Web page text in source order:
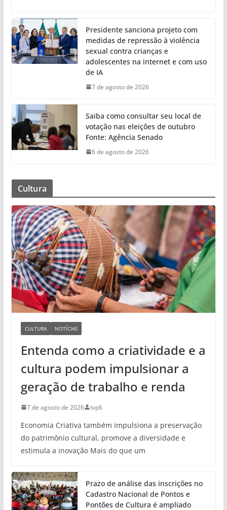
Presidente sanciona projeto com
medidas de repressão à violência
sexual contra crianças e
adolescentes na internet e com uso
de IA
7 de agosto de 2026
Saiba como consultar seu local de
votação nas eleições de outubro
Fonte: Agência Senado
6 de agosto de 2026
Cultura
CULTURA NOTÍCIAS
Entenda como a criatividade e a
cultura podem impulsionar a
geração de trabalho e renda
7 de agosto de 2026 tvp6
Economia Criativa também impulsiona a preservação
do patrimônio cultural, promove a diversidade e
estimula a inovação Mais do que um
Prazo de análise das inscrições no
Cadastro Nacional de Pontos e
Pontões de Cultura é ampliado